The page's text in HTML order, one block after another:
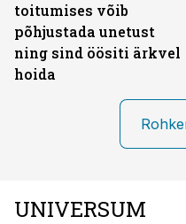
toitumises võib
põhjustada unetust
ning sind öösiti ärkvel
hoida
UNIVERSUM